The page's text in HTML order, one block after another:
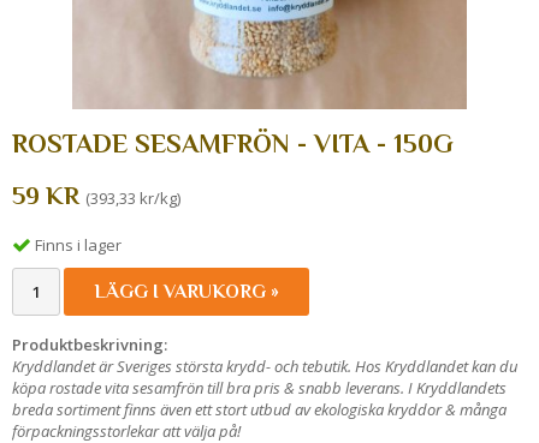
ROSTADE SESAMFRÖN - VITA - 150G
59 KR (393,33 kr/kg)
Finns i lager
LÄGG I VARUKORG »
Produktbeskrivning:
Kryddlandet är Sveriges största krydd- och tebutik. Hos Kryddlandet kan du
köpa rostade vita sesamfrön till bra pris & snabb leverans. I Kryddlandets
breda sortiment finns även ett stort utbud av ekologiska kryddor & många
förpackningsstorlekar att välja på!